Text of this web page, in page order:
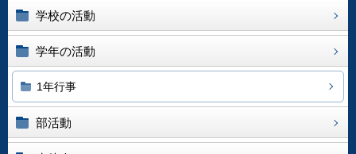
学校の活動
学年の活動
1年行事
部活動